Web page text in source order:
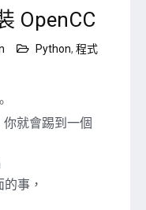
OpenCC
Python, 程式
就會踢到一個
事，